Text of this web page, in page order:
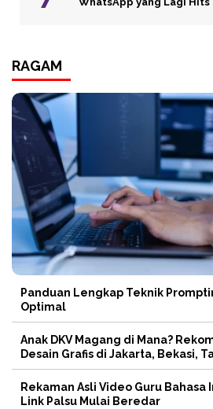
RAGAM
Panduan Lengkap Teknik
Optimal
Anak DKV Magang di Mana?
Desain Grafis di Jakarta, Bekasi,
Rekaman Asli Video Guru Bahasa
Link Palsu Mulai Beredar